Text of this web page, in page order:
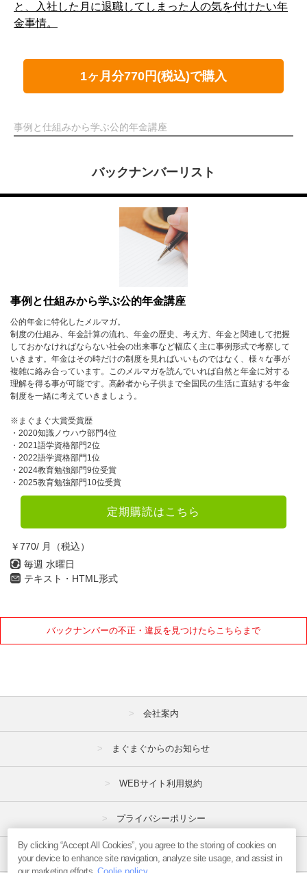
と、入社した月に退職してしまった人の気を付けたい年
金事情。
1ヶ月分770円(税込)で購入
事例と仕組みから学ぶ公的年金講座
バックナンバーリスト
事例と仕組みから学ぶ公的年金講座
公的年金に特化したメルマガ。
制度の仕組み、年金計算の流れ、年金の歴史、考え方、年金と関連して把握
しておかなければならない社会の出来事など幅広く主に事例形式で考察して
いきます。年金はその時だけの制度を見ればいいものではなく、様々な事が
複雑に絡み合っています。このメルマガを読んでいれば自然と年金に対する
理解を得る事が可能です。高齢者から子供まで全国民の生活に直結する年金
制度を一緒に考えていきましょう。
※まぐまぐ大賞受賞歴
・2020知識ノウハウ部門4位
・2021語学資格部門2位
・2022語学資格部門1位
・2024教育勉強部門9位受賞
・2025教育勉強部門10位受賞
定期購読はこちら
￥770/ 月（税込）
毎週 水曜日
テキスト・HTML形式
バックナンバーの不正・違反を見つけたらこちらまで
会社案内
まぐまぐからのお知らせ
WEBサイト利用規約
プライバシーポリシー
特定商取引法
By clicking “Accept All Cookies”, you agree to the storing of cookies on
your device to enhance site navigation, analyze site usage, and assist in